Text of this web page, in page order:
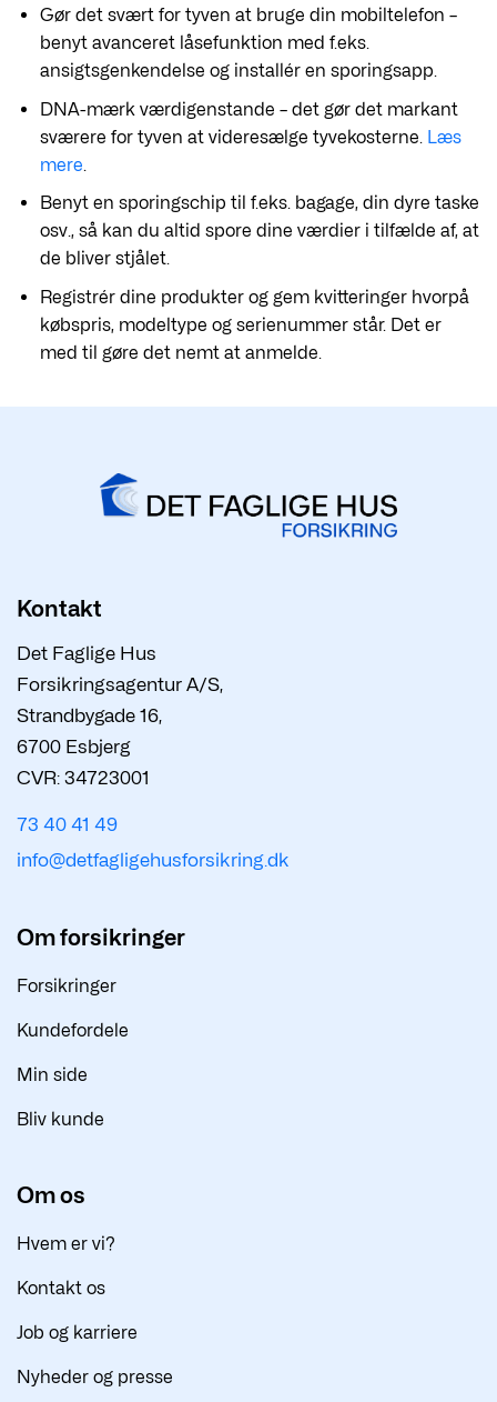
Gør det svært for tyven at bruge din mobiltelefon –
benyt avanceret låsefunktion med f.eks.
ansigtsgenkendelse og installér en sporingsapp.
DNA-mærk værdigenstande – det gør det markant
sværere for tyven at videresælge tyvekosterne. Læs
mere.
Benyt en sporingschip til f.eks. bagage, din dyre taske
osv., så kan du altid spore dine værdier i tilfælde af, at
de bliver stjålet.
Registrér dine produkter og gem kvitteringer hvorpå
købspris, modeltype og serienummer står. Det er
med til gøre det nemt at anmelde.
Kontakt
Det Faglige Hus
Forsikringsagentur A/S,
Strandbygade 16,
6700 Esbjerg
CVR: 34723001
73 40 41 49
info@detfagligehusforsikring.dk
Om forsikringer
Forsikringer
Kundefordele
Min side
Bliv kunde
Om os
Hvem er vi?
Kontakt os
Job og karriere
Nyheder og presse